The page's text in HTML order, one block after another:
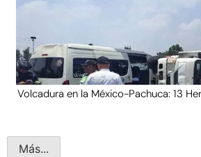
Volcadura en la México-Pachuca: 13
Más...